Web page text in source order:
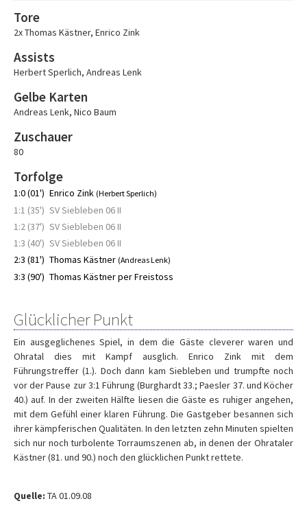
Tore
2x Thomas Kästner, Enrico Zink
Assists
Herbert Sperlich, Andreas Lenk
Gelbe Karten
Andreas Lenk, Nico Baum
Zuschauer
80
Torfolge
1:0 (01') Enrico Zink (Herbert Sperlich)
1:1 (35') SV Siebleben 06 II
1:2 (37') SV Siebleben 06 II
1:3 (40') SV Siebleben 06 II
2:3 (81') Thomas Kästner (Andreas Lenk)
3:3 (90') Thomas Kästner per Freistoss
Glücklicher Punkt
Ein ausgeglichenes Spiel, in dem die Gäste cleverer waren und
Ohratal dies mit Kampf ausglich. Enrico Zink mit dem
Führungstreffer (1.). Doch dann kam Siebleben und trumpfte noch
vor der Pause zur 3:1 Führung (Burghardt 33.; Paesler 37. und Köcher
40.) auf. In der zweiten Hälfte liesen die Gäste es ruhiger angehen,
mit dem Gefühl einer klaren Führung. Die Gastgeber besannen sich
ihrer kämpferischen Qualitäten. In den letzten zehn Minuten spielten
sich nur noch turbolente Torraumszenen ab, in denen der Ohrataler
Kästner (81. und 90.) noch den glücklichen Punkt rettete.
Quelle: TA 01.09.08